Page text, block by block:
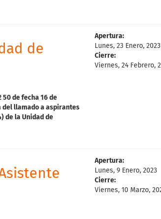
de
50 de fecha 16 de
del llamado a aspirantes
de la Unidad de
Apertura:
Lunes, 23 Enero, 2023
Cierre:
Viernes, 24 Febrero,
Apertura:
Lunes, 9 Enero, 2023
Cierre:
Viernes, 10 Marzo,